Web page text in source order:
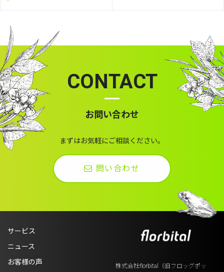
CONTACT
お問い合わせ
まずはお気軽にご相談ください。
問い合わせ
サービス
ニュース
お客様の声
株式会社florbital（旧フロッグポッ